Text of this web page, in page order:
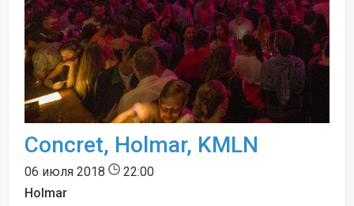
Concret, Holmar, KMLN
06 июля 2018
22:00
Holmar